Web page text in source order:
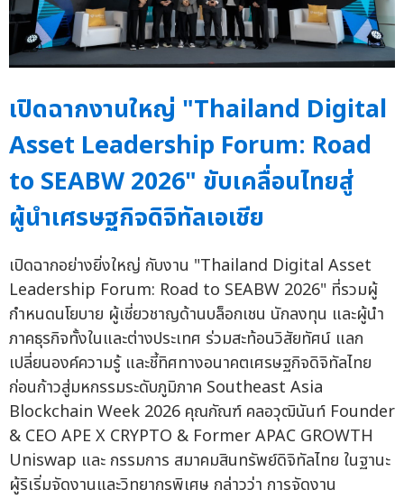
เปิดฉากงานใหญ่ "Thailand Digital
Asset Leadership Forum: Road
to SEABW 2026" ขับเคลื่อนไทยสู่
ผู้นำเศรษฐกิจดิจิทัลเอเชีย
เปิดฉากอย่างยิ่งใหญ่ กับงาน "Thailand Digital Asset
Leadership Forum: Road to SEABW 2026" ที่รวมผู้
กำหนดนโยบาย ผู้เชี่ยวชาญด้านบล็อกเชน นักลงทุน และผู้นำ
ภาคธุรกิจทั้งในและต่างประเทศ ร่วมสะท้อนวิสัยทัศน์ แลก
เปลี่ยนองค์ความรู้ และชี้ทิศทางอนาคตเศรษฐกิจดิจิทัลไทย
ก่อนก้าวสู่มหกรรมระดับภูมิภาค Southeast Asia
Blockchain Week 2026 คุณกัณฑ์ คลอวุฒินันท์ Founder
& CEO APE X CRYPTO & Former APAC GROWTH
Uniswap และ กรรมการ สมาคมสินทรัพย์ดิจิทัลไทย ในฐานะ
ผู้ริเริ่มจัดงานและวิทยากรพิเศษ กล่าวว่า การจัดงาน